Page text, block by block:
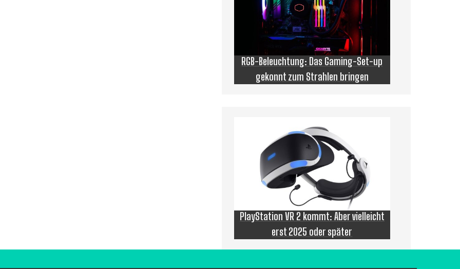
RGB-Beleuchtung: Das Gaming-Set-up
gekonnt zum Strahlen bringen
PlayStation VR 2 kommt: Aber vielleicht
erst 2025 oder später